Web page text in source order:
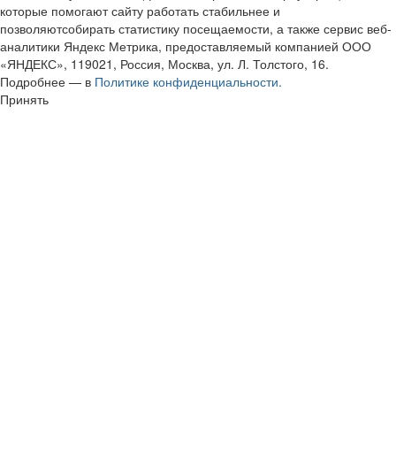
которые помогают сайту работать стабильнее и
позволяютсобирать статистику посещаемости, а также сервис веб-
аналитики Яндекс Метрика, предоставляемый компанией ООО
«ЯНДЕКС», 119021, Россия, Москва, ул. Л. Толстого, 16.
Подробнее — в Политике конфиденциальности.
Принять